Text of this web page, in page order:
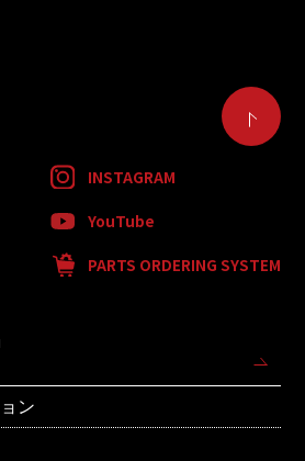
INSTAGRAM
YouTube
PARTS ORDERING SYSTEM
ン